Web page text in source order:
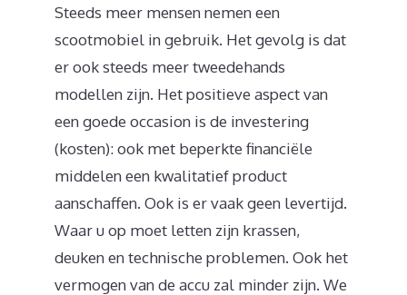
Steeds meer mensen nemen een
scootmobiel in gebruik. Het gevolg is dat
er ook steeds meer tweedehands
modellen zijn. Het positieve aspect van
een goede occasion is de investering
(kosten): ook met beperkte financiële
middelen een kwalitatief product
aanschaffen. Ook is er vaak geen levertijd.
Waar u op moet letten zijn krassen,
deuken en technische problemen. Ook het
vermogen van de accu zal minder zijn. We